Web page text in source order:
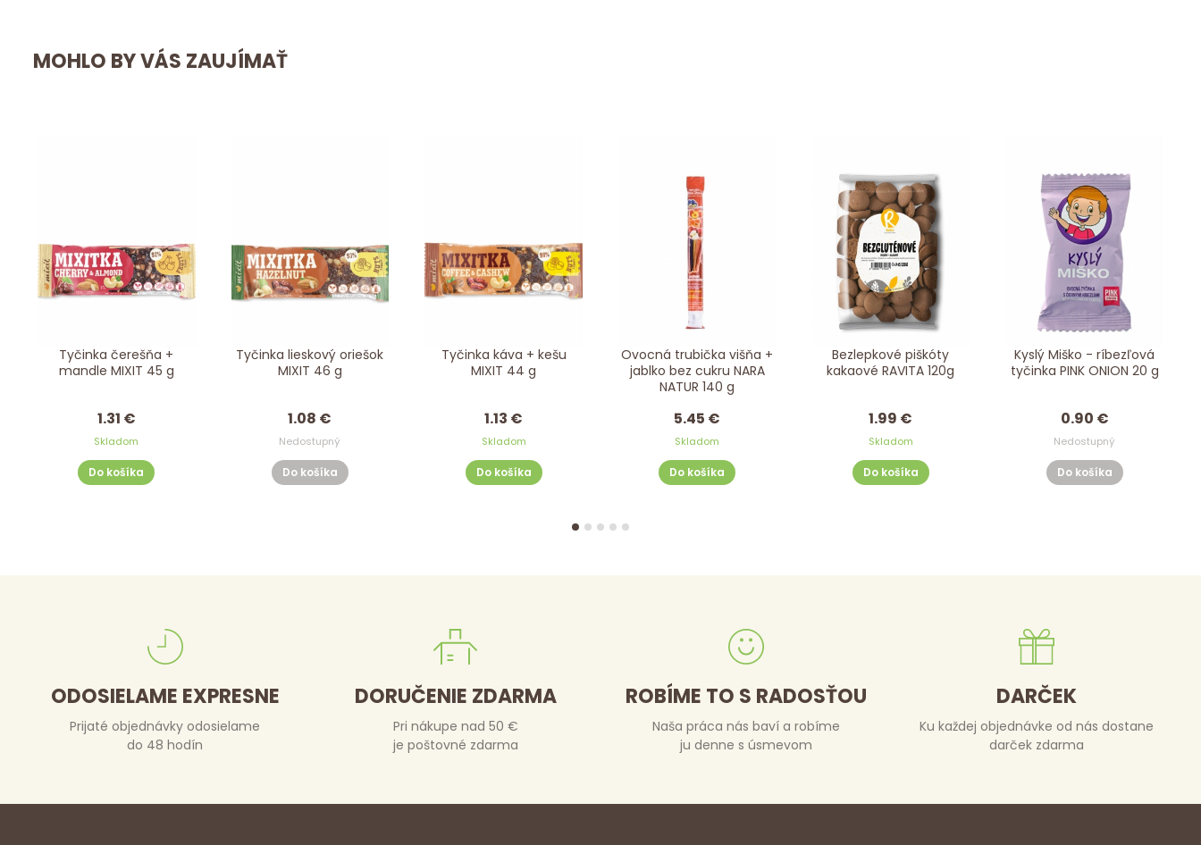
MOHLO BY VÁS ZAUJÍMAŤ
Tyčinka čerešňa +
mandle MIXIT 45 g
1.31 €
Skladom
Do košíka
Tyčinka lieskový oriešok
MIXIT 46 g
1.08 €
Nedostupný
Do košíka
Tyčinka káva + kešu
MIXIT 44 g
1.13 €
Skladom
Do košíka
Ovocná trubička višňa +
jablko bez cukru NARA
NATUR 140 g
5.45 €
Skladom
Do košíka
Bezlepkové piškóty
kakaové RAVITA 120g
1.99 €
Skladom
Do košíka
Kyslý Miško - ríbezľová
tyčinka PINK ONION 20 g
0.90 €
Nedostupný
Do košíka
ODOSIELAME EXPRESNE
Prijaté objednávky odosielame
do 48 hodín
DORUČENIE ZDARMA
Pri nákupe nad 50 €
je poštovné zdarma
ROBÍME TO S RADOSŤOU
Naša práca nás baví a robíme
ju denne s úsmevom
DARČEK
Ku každej objednávke od nás dostane
darček zdarma